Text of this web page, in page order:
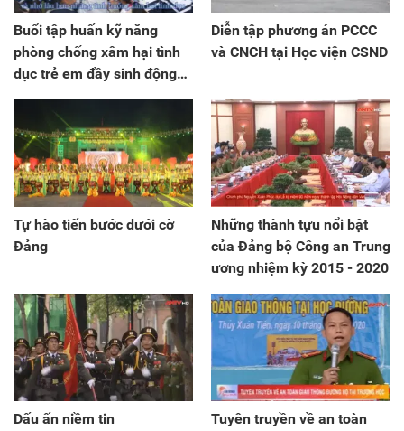
Buổi tập huấn kỹ năng
phòng chống xâm hại tình
dục trẻ em đầy sinh động
Diễn tập phương án PCCC
và CNCH tại Học viện CSND
Tự hào tiến bước dưới cờ
Đảng
Những thành tựu nổi bật
của Đảng bộ Công an Trung
ương nhiệm kỳ 2015 - 2020
Dấu ấn niềm tin
Tuyên truyền về an toàn